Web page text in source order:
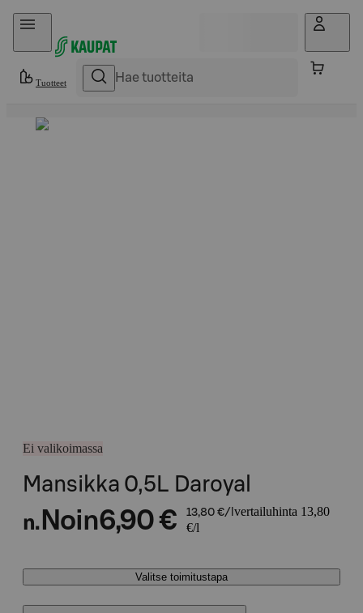
Hyppää sisältöön
Tuotteet
Ei valikoimassa
Mansikka 0,5L Daroyal
n. Noin6,90 € 13,80 €/l vertailuhinta 13,80
€/l
Valitse toimitustapa